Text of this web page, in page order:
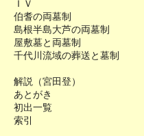
ＩＶ
伯耆の両墓制
島根半島大芦の両墓制
屋敷墓と両墓制
千代川流域の葬送と墓制
解説（宮田登）
あとがき
初出一覧
索引